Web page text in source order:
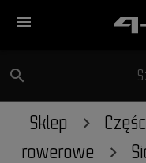
menu
search
Sklep
rowerowe